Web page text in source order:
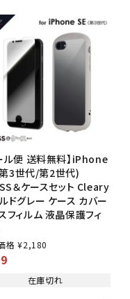
ル便 送料無料】iPhone
3世代/第2世代)
＆ケースセット Cleary
ドグレー ケース カバー
フィルム 液晶保護フィ
格 ¥2,180
在庫切れ